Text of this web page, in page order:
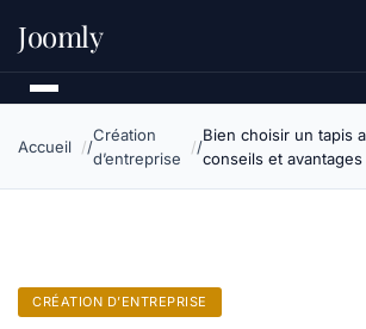
Joomly
Accueil
Création
d’entreprise
Bien choisir un tapis
conseils et
CRÉATION D’ENTREPRISE